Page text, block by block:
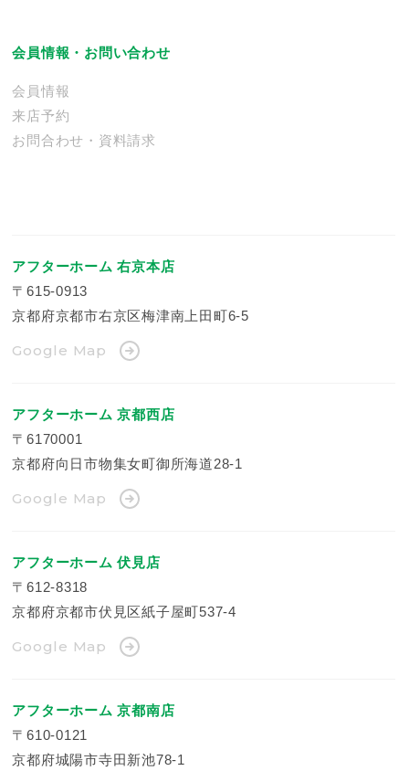
会員情報・お問い合わせ
会員情報
来店予約
お問合わせ・資料請求
アフターホーム 右京本店
〒615-0913
京都府京都市右京区梅津南上田町6-5
Google Map
アフターホーム 京都西店
〒6170001
京都府向日市物集女町御所海道28-1
Google Map
アフターホーム 伏見店
〒612-8318
京都府京都市伏見区紙子屋町537-4
Google Map
アフターホーム 京都南店
〒610-0121
京都府城陽市寺田新池78-1